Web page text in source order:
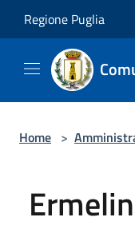
Regione Puglia
Home >